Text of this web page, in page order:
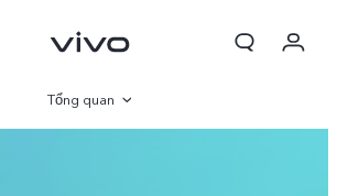
Tổng quan